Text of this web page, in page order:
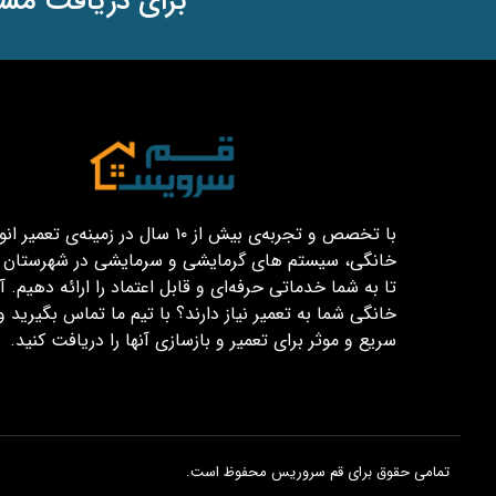
با تخصص و تجربه‌ی بیش از ۱۰ سال در زمینه‌ی
خانگی، سیستم های گرمایشی و سرمایشی در شهرستان
تا به شما خدماتی حرفه‌ای و قابل اعتماد را ارائه دهیم.
خانگی شما به تعمیر نیاز دارند؟ با تیم ما تماس بگیرید
سریع و موثر برای تعمیر و بازسازی آنها را دریافت کنید.
تمامی حقوق برای قم سروریس محفوظ است.